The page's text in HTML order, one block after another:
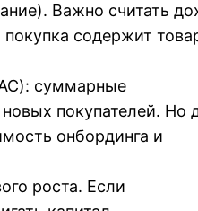
Важно считать
покупка содержит
суммарные
покупателей. Но
онбординга и
роста. Если